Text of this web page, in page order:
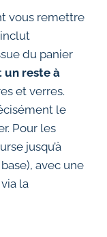
vous remettre
du panier
reste à
et verres.
le
Pour les
jusqu’à
avec une
la